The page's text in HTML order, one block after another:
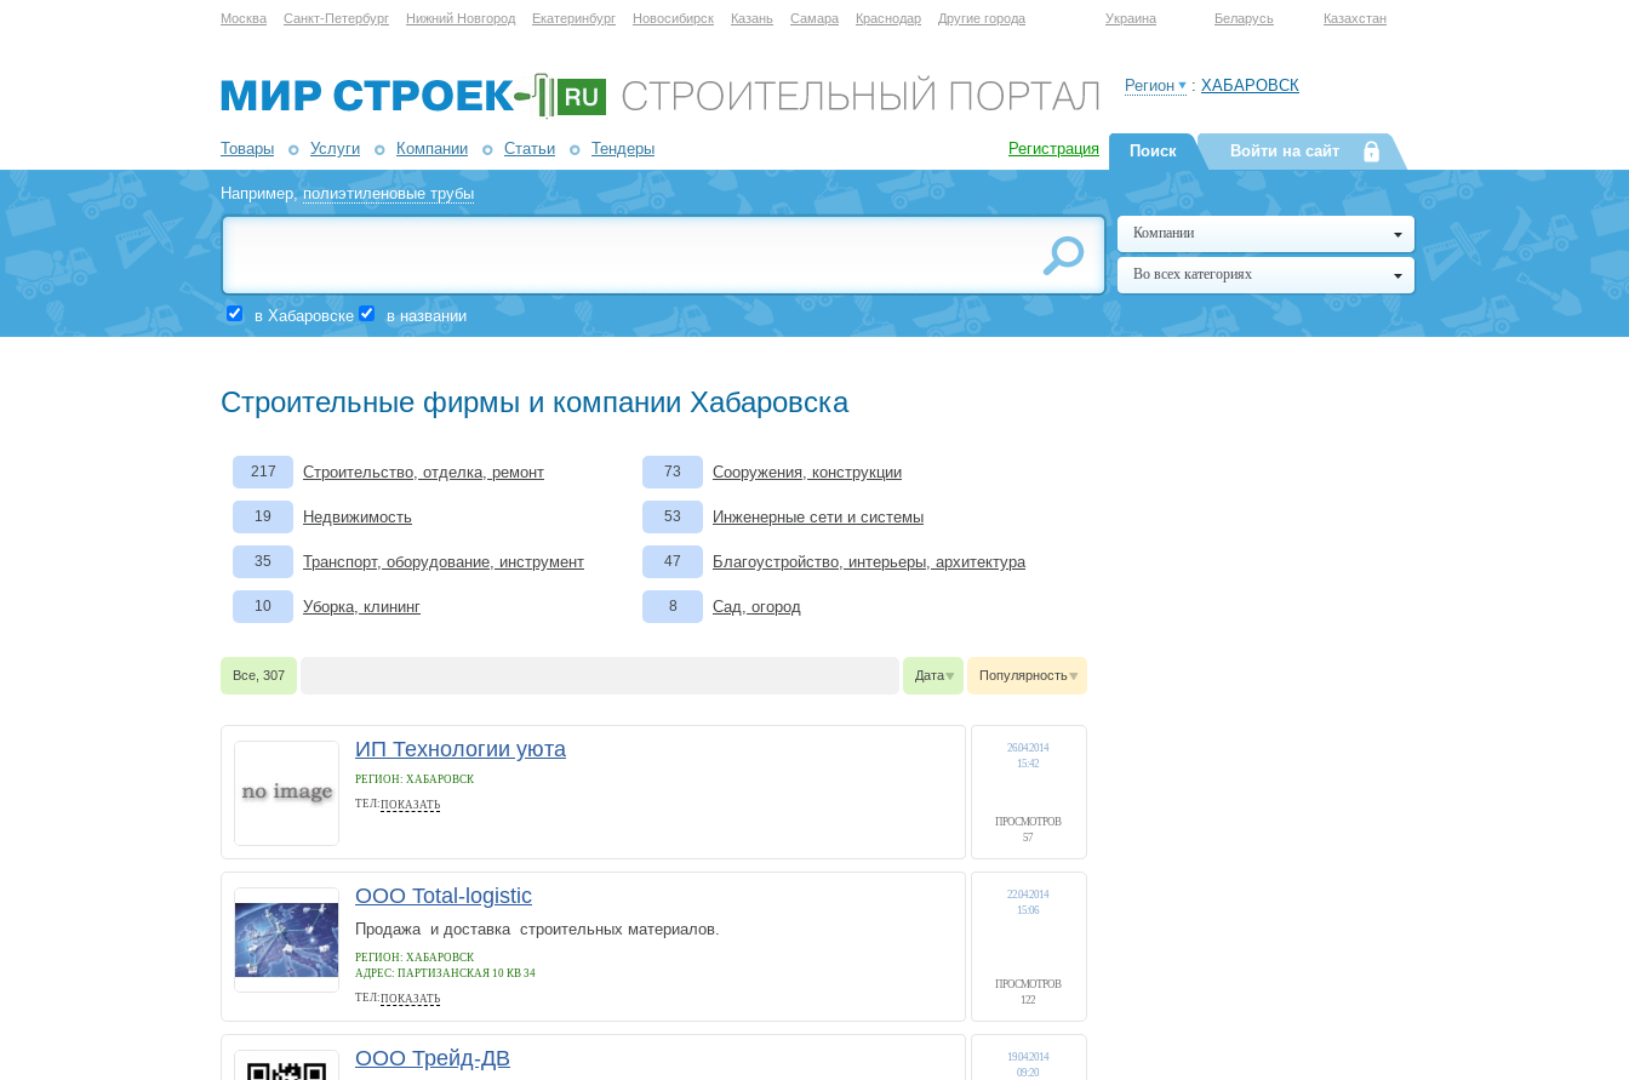
Москва Санкт-Петербург Нижний Новгород Екатеринбург Новосибирск Казань Самара Краснодар Другие города Украина Беларусь Казахстан
Товары Услуги Компании Статьи Тендеры Регистрация
Регион : ХАБАРОВСК
Например,полиэтиленовые трубы
в Хабаровске в названии
Поиск Войти на сайт
Компании
Во всех категориях
Строительные фирмы и компании Хабаровска
217 Строительство, отделка, ремонт
19 Недвижимость
35 Транспорт, оборудование, инструмент
10 Уборка, клининг
73 Сооружения, конструкции
53 Инженерные сети и системы
47 Благоустройство, интерьеры, архитектура
8 Сад, огород
Все, 307 Дата Популярность
ИП Технологии уюта
РЕГИОН: ХАБАРОВСК
ТЕЛ:ПОКАЗАТЬ
+7(4212)936027
ПРОСМОТРОВ
57
26.04.2014
15:42
ООО Total-logistic
Продажа и доставка строительных материалов.
РЕГИОН: ХАБАРОВСК
АДРЕС: ПАРТИЗАНСКАЯ 10 КВ 34
ТЕЛ:ПОКАЗАТЬ
89145460702
ПРОСМОТРОВ
122
22.04.2014
15:06
ООО Трейд-ДВ
19.04.2014
09:20